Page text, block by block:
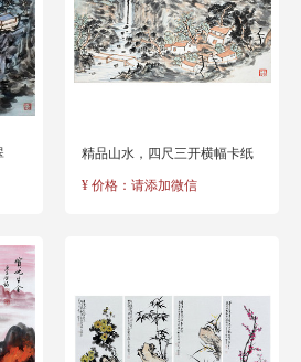
精品山水，四尺三开横幅卡纸
¥ 价格：请添加微信